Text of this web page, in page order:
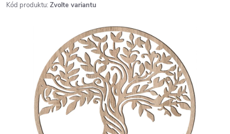
Kód produktu: Zvolte variantu